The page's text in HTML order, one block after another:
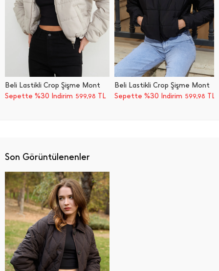
Beli Lastikli Crop Şişme Mont
Sepette %30 İndirim 599,98 TL
Beli Lastikli Crop Şişme Mont
Sepette %30 İndirim 599,98 TL
Son Görüntülenenler